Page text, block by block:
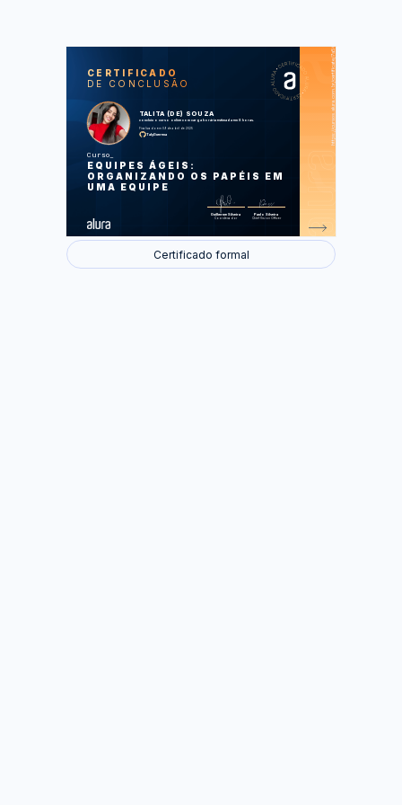
CERTIFICADO
DE CONCLUSÃO
TALITA (DE) SOUZA
concluiu o curso online com carga horária estimada em 8 horas.
Finalizado em 09 de abril de 2025
TalyGuerena
Curso
EQUIPES ÁGEIS:
ORGANIZANDO OS PAPÉIS EM
UMA EQUIPE
Guilherme Silveira
Coordenador
Paulo Silveira
Chief Vision Officer
https://cursos.alura.com.br/certificate/7a500648-110c-4edd-b142-5282b13b2d1f
LAS
Agilidade nas empresas
Papéis no Scrum e o dia a dia
Certificado formal